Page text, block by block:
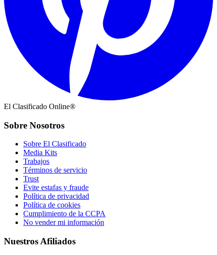
El Clasificado Online®
Sobre Nosotros
Sobre El Clasificado
Media Kits
Trabajos
Términos de servicio
Trust
Evite estafas y fraude
Política de privacidad
Política de cookies
Cumplimiento de la CCPA
No vender mi información
Nuestros Afiliados